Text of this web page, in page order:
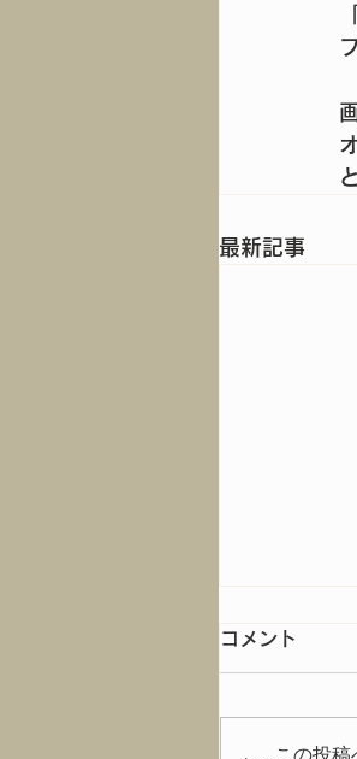
最新記事
コメント